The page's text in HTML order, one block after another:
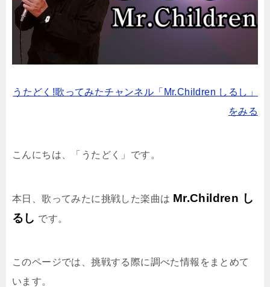
うたどく!歌ってみたチャンネル「Mr.Children しるし」
をみる
こんにちは、「うたどく」です。
本日、歌ってみたに挑戦した楽曲は Mr.Children し
るし です。
このページでは、挑戦する際に調べた情報をまとめて
います。